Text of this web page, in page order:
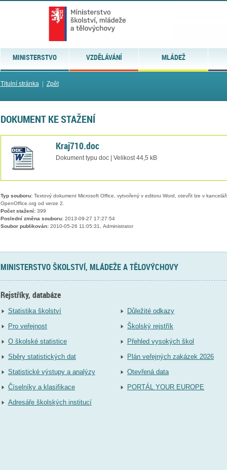
MINISTERSTVO VZDĚLÁVÁNÍ MLÁDEŽ
Titulní stránka| Zpět
DOKUMENT KE STAŽENÍ
Kraj710.doc
Dokument typu doc | Velikost 44,5 kB
Typ souboru:Textový dokument Microsoft Office, vytvořený v editoru Word, otevřít lze v
OpenOffice.org od verze 2.
Počet stažení:399
Poslední změna souboru:2013-09-27 17:27:54
Soubor publikován:2010-05-26 11:05:31, Administrator
MINISTERSTVO ŠKOLSTVÍ, MLÁDEŽE A TĚLOVÝCHOVY
Rejstříky, databáze
Statistika školství
Pro veřejnost
O školské statistice
Sběry statistických dat
Statistické výstupy a analýzy
Číselníky a klasifikace
Adresáře školských institucí
Důležité odkazy
Školský rejstřík
Přehled vysokých škol
Plán veřejných zakázek 2026
Otevřená data
PORTÁL YOUR EUROPE